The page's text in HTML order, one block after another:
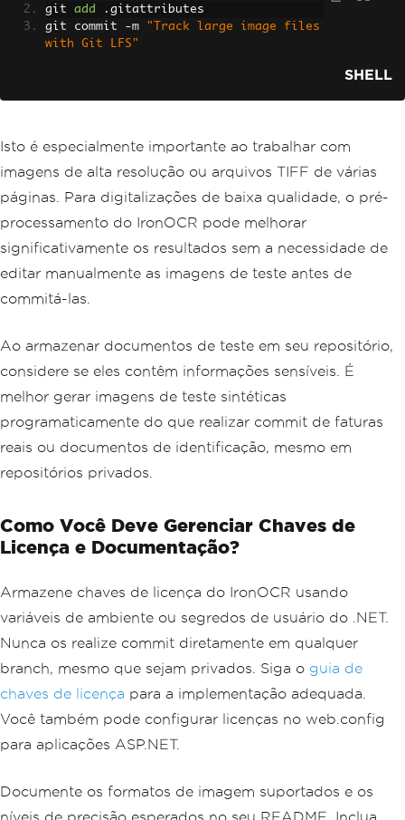
git add . gitattributes
git commit -m
"Track large image files
with Git LFS"
SHELL
Isto é especialmente importante ao trabalhar com
imagens de alta resolução ou arquivos TIFF de várias
páginas. Para digitalizações de baixa qualidade, o pré-
processamento do IronOCR pode melhorar
significativamente os resultados sem a necessidade de
editar manualmente as imagens de teste antes de
commitá-las.
Ao armazenar documentos de teste em seu repositório,
considere se eles contêm informações sensíveis. É
melhor gerar imagens de teste sintéticas
programaticamente do que realizar commit de faturas
reais ou documentos de identificação, mesmo em
repositórios privados.
Como Você Deve Gerenciar Chaves de
Licença e Documentação?
Armazene chaves de licença do IronOCR usando
variáveis de ambiente ou segredos de usuário do .NET.
Nunca os realize commit diretamente em qualquer
branch, mesmo que sejam privados. Siga o guia de
chaves de licença para a implementação adequada.
Você também pode configurar licenças no web.config
para aplicações ASP.NET.
Documente os formatos de imagem suportados e os
níveis de precisão esperados no seu README. Inclua